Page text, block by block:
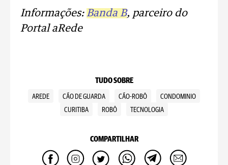
Informações: Banda B, parceiro do
Portal aRede
TUDO SOBRE
AREDE CÃO DE GUARDA CÃO-ROBÔ
CONDOMINIO
CURITIBA
ROBÔ TECNOLOGIA
COMPARTILHAR